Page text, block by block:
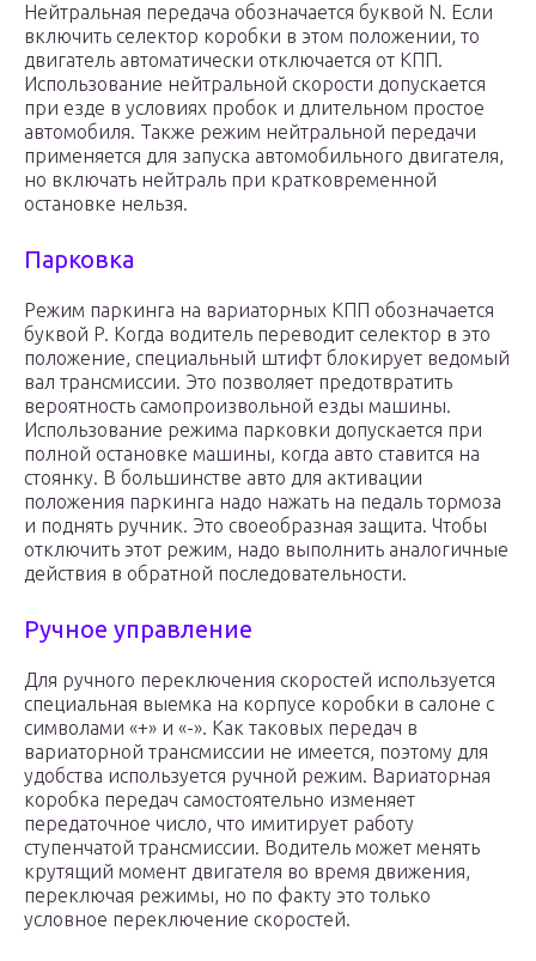
Нейтральная передача обозначается буквой N. Если
включить селектор коробки в этом положении, то
двигатель автоматически отключается от КПП.
Использование нейтральной скорости допускается
при езде в условиях пробок и длительном простое
автомобиля. Также режим нейтральной передачи
применяется для запуска автомобильного двигателя,
но включать нейтраль при кратковременной
остановке нельзя.
Парковка
Режим паркинга на вариаторных КПП обозначается
буквой P. Когда водитель переводит селектор в это
положение, специальный штифт блокирует ведомый
вал трансмиссии. Это позволяет предотвратить
вероятность самопроизвольной езды машины.
Использование режима парковки допускается при
полной остановке машины, когда авто ставится на
стоянку. В большинстве авто для активации
положения паркинга надо нажать на педаль тормоза
и поднять ручник. Это своеобразная защита. Чтобы
отключить этот режим, надо выполнить аналогичные
действия в обратной последовательности.
Ручное управление
Для ручного переключения скоростей используется
специальная выемка на корпусе коробки в салоне с
символами «+» и «-». Как таковых передач в
вариаторной трансмиссии не имеется, поэтому для
удобства используется ручной режим. Вариаторная
коробка передач самостоятельно изменяет
передаточное число, что имитирует работу
ступенчатой трансмиссии. Водитель может менять
крутящий момент двигателя во время движения,
переключая режимы, но по факту это только
условное переключение скоростей.